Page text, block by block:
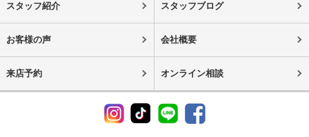
スタッフ紹介 スタッフブログ
お客様の声 会社概要
来店予約 オンライン相談